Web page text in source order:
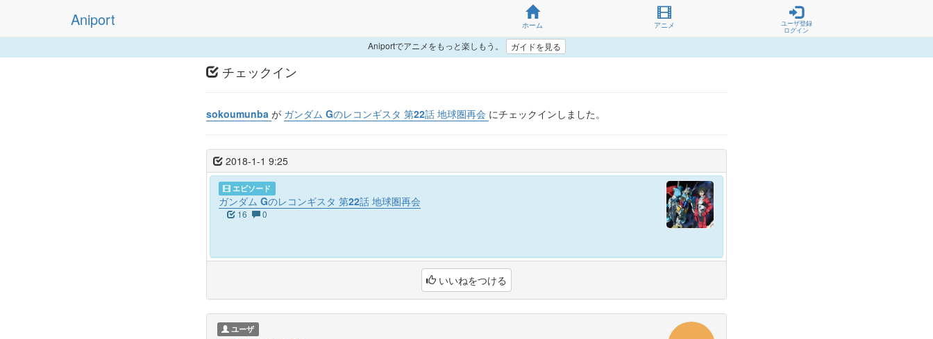
Aniport ホーム アニメ
ユーザ登録
ログイン
Aniportでアニメをもっと楽しもう。 ガイドを見る
チェックイン
sokoumunba が ガンダム Gのレコンギスタ 第22話 地球圏再会 にチェックインしました。
2018-1-1 9:25
エピソード
ガンダム Gのレコンギスタ 第22話 地球圏再会
16 0
いいねをつける
ユーザ